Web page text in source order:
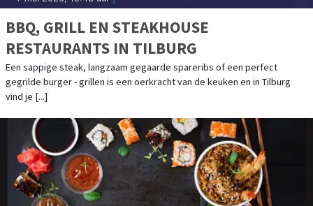
BBQ, GRILL EN STEAKHOUSE
RESTAURANTS IN TILBURG
Een sappige steak, langzaam gegaarde spareribs of een perfect
gegrilde burger - grillen is een oerkracht van de keuken en in Tilburg
vind je [...]